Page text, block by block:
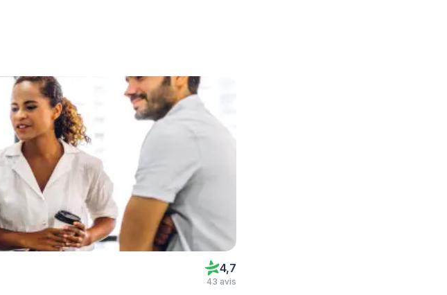
4,7
43 avis